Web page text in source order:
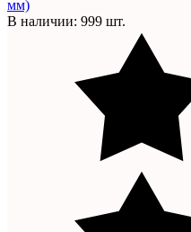
В наличии: 999 шт.